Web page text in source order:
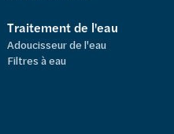
Traitement de l'eau
Adoucisseur de l'eau
Filtres à eau